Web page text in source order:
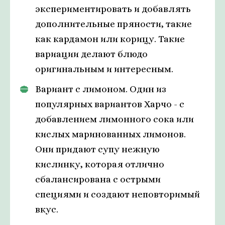
экспериментировать и добавлять
дополнительные пряности, такие
как кардамон или корицу. Такие
вариации делают блюдо
оригинальным и интересным.
Вариант с лимоном. Один из
популярных вариантов Харчо - с
добавлением лимонного сока или
кислых маринованных лимонов.
Они придают супу нежную
кислинку, которая отлично
сбалансирована с острыми
специями и создают неповторимый
вкус.